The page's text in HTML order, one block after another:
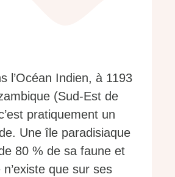
l’Océan Indien, à 1193
(Sud-Est de
pratiquement un
Une île paradisiaque
80 % de sa faune et
que sur ses